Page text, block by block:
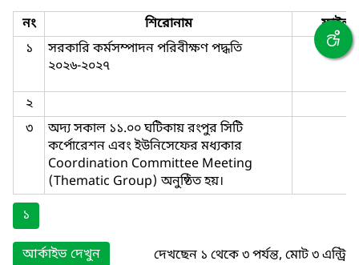
নং শিরোনাম
ফাইল
১
সরকারি কর্মসম্পাদন পরিবীক্ষণ পদ্ধতি
২০২৬-২০২৭
২
৩
অদ্য সকাল ১১.০০ ঘটিকায় রংপুর সিটি
কর্পোরেশন এবং ইউনিসেফের মধ্যকার
Coordination Committee Meeting
(Thematic Group) অনুষ্ঠিত হয়।
১
আর্কাইভ দেখুন
দেখছেন ১ থেকে ৩ পর্যন্ত, মোট ৩ এন্ট্রি